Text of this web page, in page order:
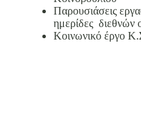
Παρουσιάσεις
ημερίδες διεθνών
Κοινωνικό έργο